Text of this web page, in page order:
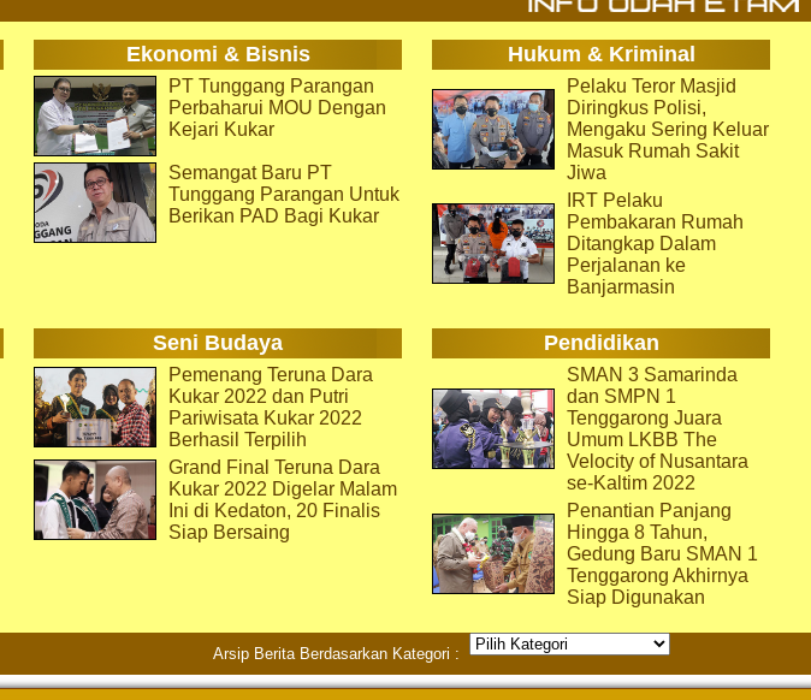
Ekonomi & Bisnis Hukum & Kriminal
PT Tunggang Parangan
Perbaharui MOU Dengan
Kejari Kukar
Semangat Baru PT
Tunggang Parangan Untuk
Berikan PAD Bagi Kukar
Pelaku Teror Masjid
Diringkus Polisi,
Mengaku Sering Keluar
Masuk Rumah Sakit
Jiwa
IRT Pelaku
Pembakaran Rumah
Ditangkap Dalam
Perjalanan ke
Banjarmasin
Seni Budaya Pendidikan
Pemenang Teruna Dara
Kukar 2022 dan Putri
Pariwisata Kukar 2022
Berhasil Terpilih
Grand Final Teruna Dara
Kukar 2022 Digelar Malam
Ini di Kedaton, 20 Finalis
Siap Bersaing
SMAN 3 Samarinda
dan SMPN 1
Tenggarong Juara
Umum LKBB The
Velocity of Nusantara
se-Kaltim 2022
Penantian Panjang
Hingga 8 Tahun,
Gedung Baru SMAN 1
Tenggarong Akhirnya
Siap Digunakan
Arsip Berita Berdasarkan Kategori :